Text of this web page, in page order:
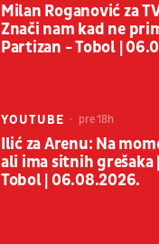
Milan Roganović za
Znači nam kad ne
Partizan - Tobol |
YOUTUBE pre 18h
Ilić za Arenu: Na
ali ima sitnih grešaka
Tobol | 06.08.2026.